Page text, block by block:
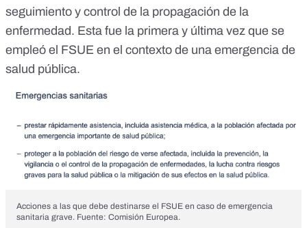
seguimiento y control de la propagación de la
enfermedad. Esta fue la primera y última vez que se
empleó el FSUE en el contexto de una emergencia de
salud pública.
Acciones a las que debe destinarse el FSUE en caso de emergencia
sanitaria grave. Fuente: Comisión Europea.